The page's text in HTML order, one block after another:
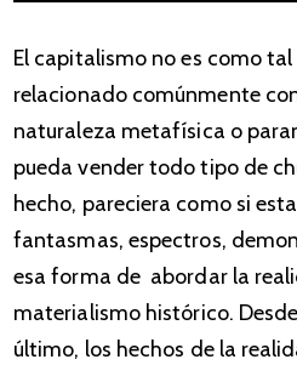
El capitalismo no es como tal
relacionado comúnmente
naturaleza metafísica o
pueda vender todo tipo de
hecho, pareciera como si
fantasmas, espectros,
esa forma de abordar la
materialismo histórico.
último, los hechos de la